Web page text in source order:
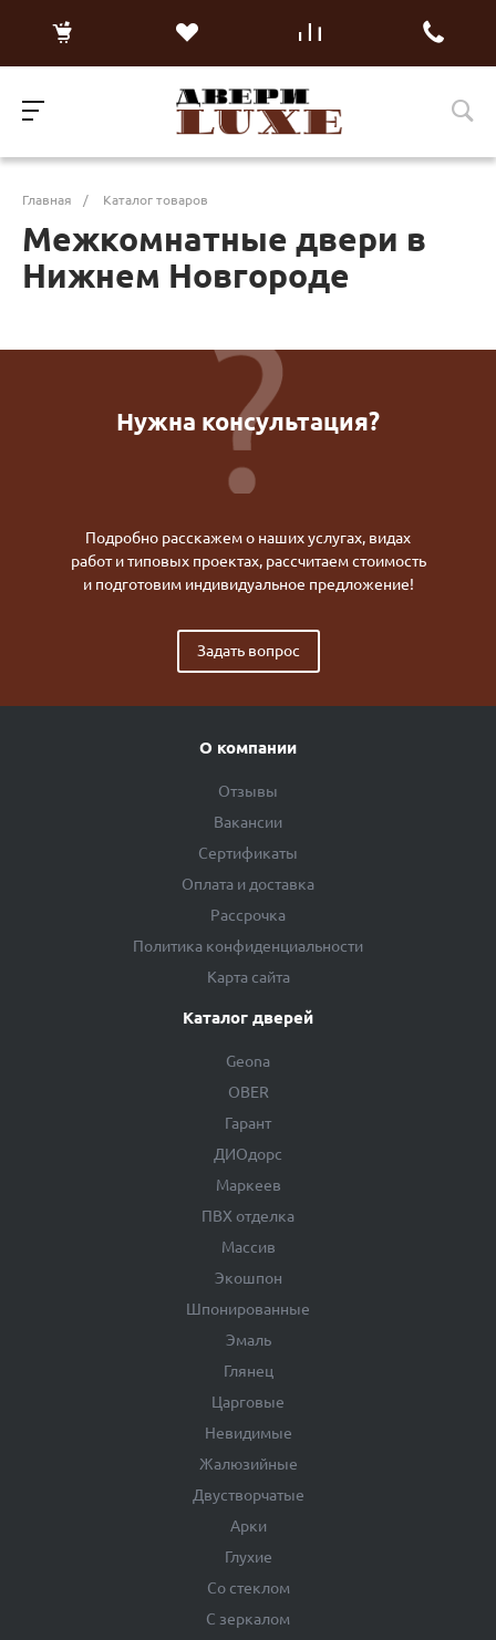
Главная / Каталог товаров
Межкомнатные двери в
Нижнем Новгороде
Нужна консультация?
Подробно расскажем о наших услугах, видах
работ и типовых проектах, рассчитаем стоимость
и подготовим индивидуальное предложение!
Задать вопрос
О компании
Отзывы
Вакансии
Сертификаты
Оплата и доставка
Рассрочка
Политика конфиденциальности
Карта сайта
Каталог дверей
Geona
OBER
Гарант
ДИОдорс
Маркеев
ПВХ отделка
Массив
Экошпон
Шпонированные
Эмаль
Глянец
Царговые
Невидимые
Жалюзийные
Двустворчатые
Арки
Глухие
Со стеклом
С зеркалом